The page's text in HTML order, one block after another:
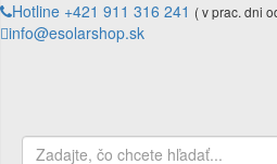
Hotline +421 911 316 241 ( v prac. dni
info@esolarshop.sk